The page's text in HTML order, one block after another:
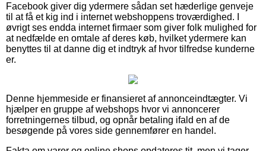
Facebook giver dig ydermere sådan set hæderlige genveje
til at få et kig ind i internet webshoppens troværdighed. I
øvrigt ses endda internet firmaer som giver folk mulighed for
at nedfælde en omtale af deres køb, hvilket ydermere kan
benyttes til at danne dig et indtryk af hvor tilfredse kunderne
er.
Denne hjemmeside er finansieret af annonceindtægter. Vi
hjælper en gruppe af webshops hvor vi annoncerer
forretningernes tilbud, og opnår betaling ifald en af de
besøgende på vores side gennemfører en handel.